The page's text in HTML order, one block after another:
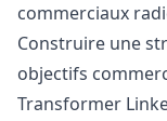
commerciaux
Construire une
objectifs
Transformer